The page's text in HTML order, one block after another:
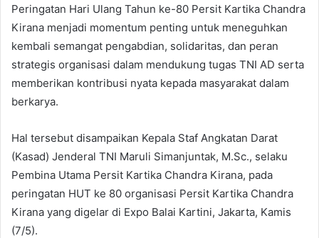
Peringatan Hari Ulang Tahun ke-80 Persit Kartika Chandra
Kirana menjadi momentum penting untuk meneguhkan
kembali semangat pengabdian, solidaritas, dan peran
strategis organisasi dalam mendukung tugas TNI AD serta
memberikan kontribusi nyata kepada masyarakat dalam
berkarya.
Hal tersebut disampaikan Kepala Staf Angkatan Darat
(Kasad) Jenderal TNI Maruli Simanjuntak, M.Sc., selaku
Pembina Utama Persit Kartika Chandra Kirana, pada
peringatan HUT ke 80 organisasi Persit Kartika Chandra
Kirana yang digelar di Expo Balai Kartini, Jakarta, Kamis
(7/5).